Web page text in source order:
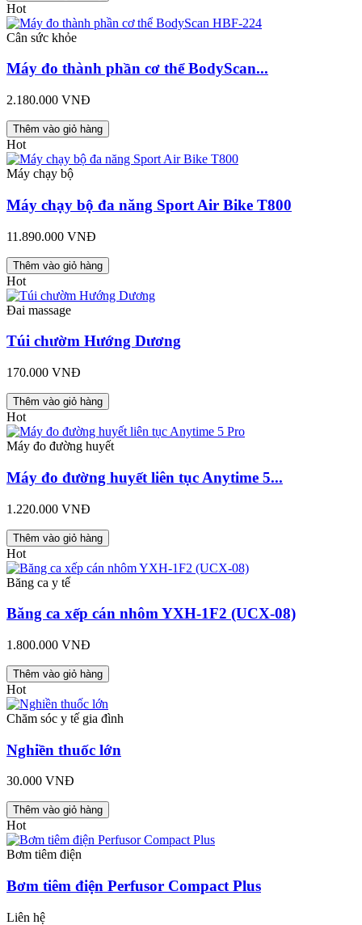
Hot
Cân sức khỏe
Máy đo thành phần cơ thể BodyScan...
2.180.000 VNĐ
Thêm vào giỏ hàng
Hot
Máy chạy bộ
Máy chạy bộ đa năng Sport Air Bike T800
11.890.000 VNĐ
Thêm vào giỏ hàng
Hot
Đai massage
Túi chườm Hướng Dương
170.000 VNĐ
Thêm vào giỏ hàng
Hot
Máy đo đường huyết
Máy đo đường huyết liên tục Anytime 5...
1.220.000 VNĐ
Thêm vào giỏ hàng
Hot
Băng ca y tế
Băng ca xếp cán nhôm YXH-1F2 (UCX-08)
1.800.000 VNĐ
Thêm vào giỏ hàng
Hot
Chăm sóc y tế gia đình
Nghiền thuốc lớn
30.000 VNĐ
Thêm vào giỏ hàng
Hot
Bơm tiêm điện
Bơm tiêm điện Perfusor Compact Plus
Liên hệ